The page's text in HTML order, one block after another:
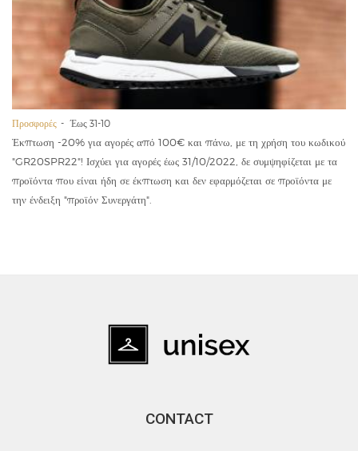
Προσφορές Έως 31-10
Έκπτωση -20% για αγορές από 100€ και πάνω, με τη χρήση του κωδικού
"GR20SPR22"! Ισχύει για αγορές έως 31/10/2022, δε συμψηφίζεται με τα
προϊόντα που είναι ήδη σε έκπτωση και δεν εφαρμόζεται σε προϊόντα με
την ένδειξη "προϊόν Συνεργάτη".
CONTACT